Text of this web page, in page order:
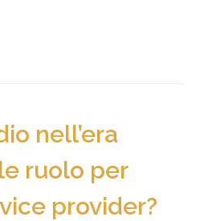
nell’era
ruolo per
provider?